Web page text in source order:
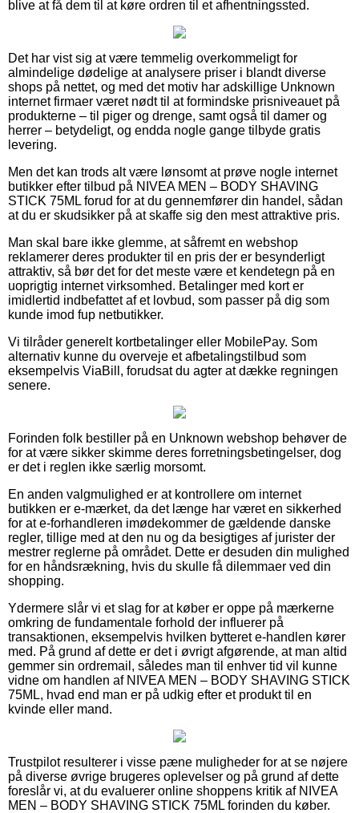
blive at få dem til at køre ordren til et afhentningssted.
Det har vist sig at være temmelig overkommeligt for
almindelige dødelige at analysere priser i blandt diverse
shops på nettet, og med det motiv har adskillige Unknown
internet firmaer været nødt til at formindske prisniveauet på
produkterne – til piger og drenge, samt også til damer og
herrer – betydeligt, og endda nogle gange tilbyde gratis
levering.
Men det kan trods alt være lønsomt at prøve nogle internet
butikker efter tilbud på NIVEA MEN – BODY SHAVING
STICK 75ML forud for at du gennemfører din handel, sådan
at du er skudsikker på at skaffe sig den mest attraktive pris.
Man skal bare ikke glemme, at såfremt en webshop
reklamerer deres produkter til en pris der er besynderligt
attraktiv, så bør det for det meste være et kendetegn på en
uoprigtig internet virksomhed. Betalinger med kort er
imidlertid indbefattet af et lovbud, som passer på dig som
kunde imod fup netbutikker.
Vi tilråder generelt kortbetalinger eller MobilePay. Som
alternativ kunne du overveje et afbetalingstilbud som
eksempelvis ViaBill, forudsat du agter at dække regningen
senere.
Forinden folk bestiller på en Unknown webshop behøver de
for at være sikker skimme deres forretningsbetingelser, dog
er det i reglen ikke særlig morsomt.
En anden valgmulighed er at kontrollere om internet
butikken er e-mærket, da det længe har været en sikkerhed
for at e-forhandleren imødekommer de gældende danske
regler, tillige med at den nu og da besigtiges af jurister der
mestrer reglerne på området. Dette er desuden din mulighed
for en håndsrækning, hvis du skulle få dilemmaer ved din
shopping.
Ydermere slår vi et slag for at køber er oppe på mærkerne
omkring de fundamentale forhold der influerer på
transaktionen, eksempelvis hvilken bytteret e-handlen kører
med. På grund af dette er det i øvrigt afgørende, at man altid
gemmer sin ordremail, således man til enhver tid vil kunne
vidne om handlen af NIVEA MEN – BODY SHAVING STICK
75ML, hvad end man er på udkig efter et produkt til en
kvinde eller mand.
Trustpilot resulterer i visse pæne muligheder for at se nøjere
på diverse øvrige brugeres oplevelser og på grund af dette
foreslår vi, at du evaluerer online shoppens kritik af NIVEA
MEN – BODY SHAVING STICK 75ML forinden du køber.